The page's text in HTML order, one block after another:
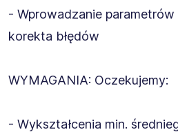
- Wprowadzanie
korekta błędów
WYMAGANIA: Oczekujemy:
- Wykształcenia min.